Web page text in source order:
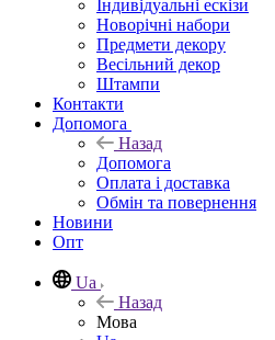
Індивідуальні ескізи
Новорічні набори
Предмети декору
Весільний декор
Штампи
Контакти
Допомога
Назад
Допомога
Оплата і доставка
Обмін та повернення
Новини
Опт
Ua
Назад
Мова